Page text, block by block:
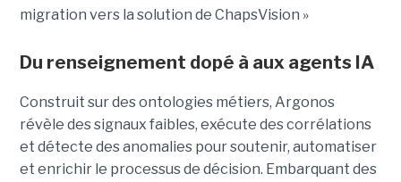
migration vers la solution de ChapsVision »
Du renseignement dopé à aux agents IA
Construit sur des ontologies métiers, Argonos
révèle des signaux faibles, exécute des corrélations
et détecte des anomalies pour soutenir, automatiser
et enrichir le processus de décision. Embarquant des